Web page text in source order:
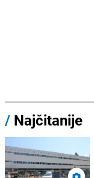
/ Najčitanije